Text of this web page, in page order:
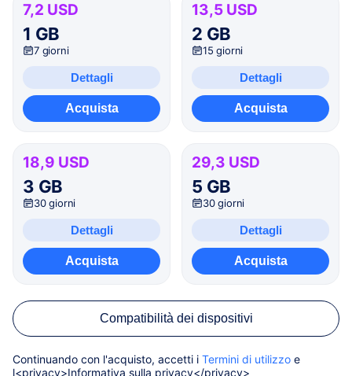
7,2 USD
1 GB
7 giorni
Dettagli
Acquista
13,5 USD
2 GB
15 giorni
Dettagli
Acquista
18,9 USD
3 GB
30 giorni
Dettagli
Acquista
29,3 USD
5 GB
30 giorni
Dettagli
Acquista
Compatibilità dei dispositivi
Continuando con l'acquisto, accetti i Termini di utilizzo e
l<privacy>Informativa sulla privacy</privacy>